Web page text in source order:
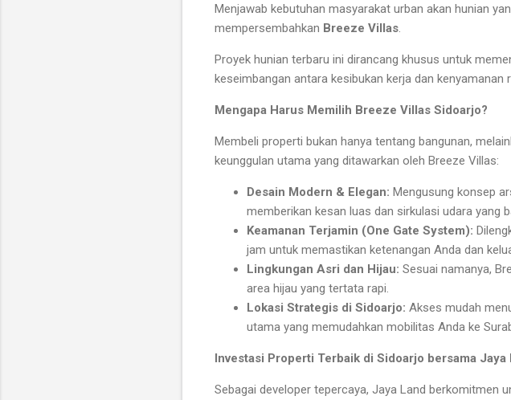
Menjawab kebutuhan masyarakat urban akan hunian
mempersembahkan Breeze Villas
Proyek hunian terbaru ini dirancang khusus untuk
keseimbangan antara kesibukan kerja dan kenyamanan
Mengapa Harus Memilih Breeze Villas Sidoarjo?
Membeli properti bukan hanya tentang bangunan,
keunggulan utama yang ditawarkan oleh Breeze Villas:
Desain Modern & Elegan: Mengusung konsep
memberikan kesan luas dan sirkulasi udara yang
Keamanan Terjamin (One Gate System):
jam untuk memastikan ketenangan Anda dan
Lingkungan Asri dan Hijau: Sesuai namanya,
area hijau yang tertata rapi.
Lokasi Strategis di Sidoarjo: Akses mudah
utama yang memudahkan mobilitas Anda ke
Investasi Properti Terbaik di Sidoarjo bersama Jaya
Sebagai developer tepercaya, Jaya Land berkomitmen